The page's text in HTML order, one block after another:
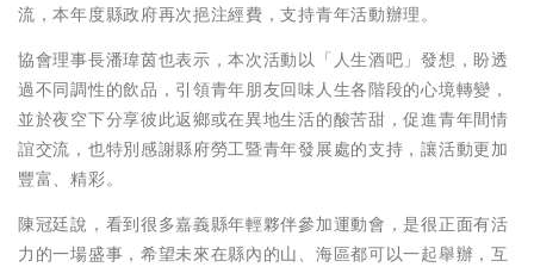
流，本年度縣政府再次挹注經費，支持青年活動辦理。
協會理事長潘瑋茵也表示，本次活動以「人生酒吧」發想，盼透
過不同調性的飲品，引領青年朋友回味人生各階段的心境轉變，
並於夜空下分享彼此返鄉或在異地生活的酸苦甜，促進青年間情
誼交流，也特別感謝縣府勞工暨青年發展處的支持，讓活動更加
豐富、精彩。
陳冠廷說，看到很多嘉義縣年輕夥伴參加運動會，是很正面有活
力的一場盛事，希望未來在縣內的山、海區都可以一起舉辦，互